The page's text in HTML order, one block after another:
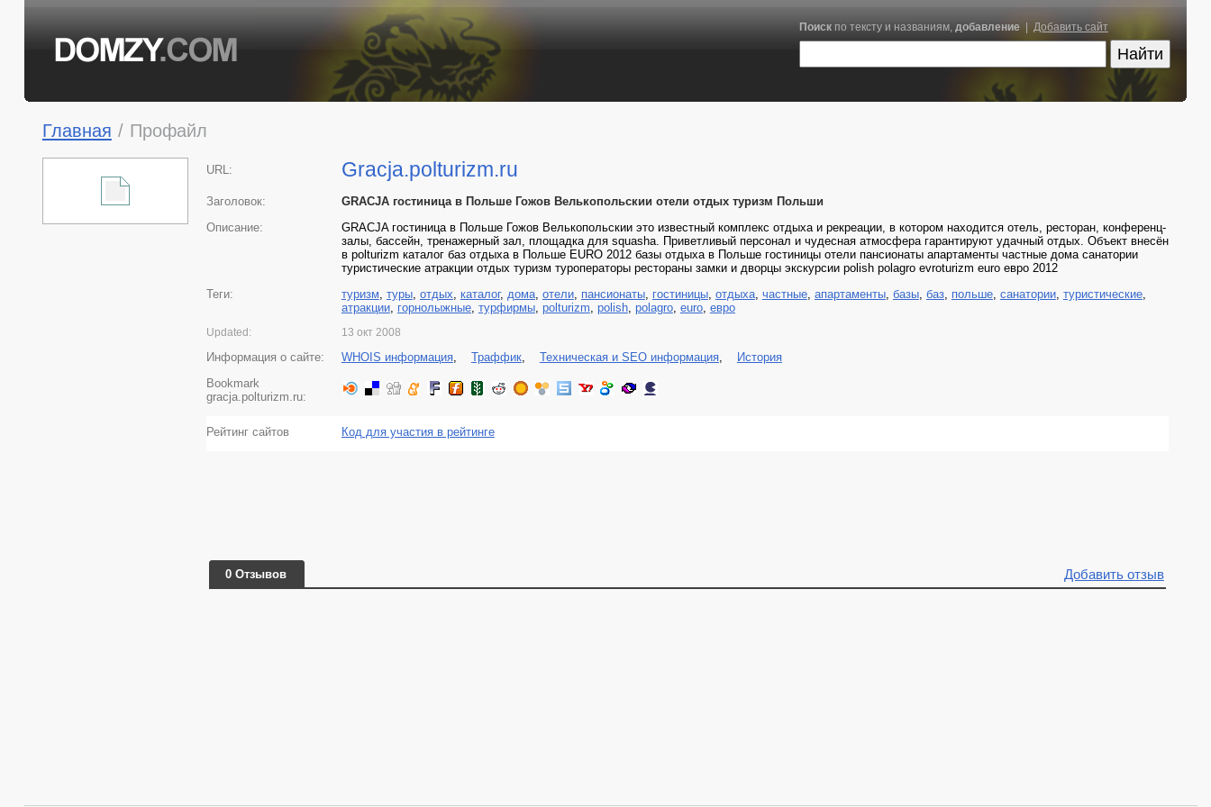
Поискпо тексту и названиям, добавление| Добавить сайт
Главная / Профайл
URL: Gracja.polturizm.ru
Заголовок:
GRACJA гостиница в Польше Гожов Велькопольскии отели отдых туризм Польши
Описание:
GRACJA гостиница в Польше Гожов Велькопольскии это известный комплекс отдыха и рекреации, в котором находится отель, ресторан, конференц-
залы, бассейн, тренажерный зал, площадка для squasha. Приветливый персонал и чудесная атмосфера гарантируют удачный отдых. Объект внесён
в polturizm каталог баз отдыха в Польше EURO 2012 базы отдыха в Польше гостиницы отели пансионаты апартаменты частные дома санатории
туристические атракции отдых туризм туроператоры рестораны замки и дворцы экскурсии polish polagro evroturizm euro евро 2012
Теги:
туризм, туры, отдых, каталог, дома, отели, пансионаты, гостиницы, отдыха, частные, апартаменты, базы, баз, польше, санатории, туристические,
атракции, горнолыжные, турфирмы, polturizm, polish, polagro, euro, евро
Updated: 13 окт 2008
Информация о сайте: WHOIS информация, Траффик, Техническая и SEO информация,
История
Bookmark
gracja.polturizm.ru:
Рейтинг сайтов Код для участия в рейтинге
0 Отзывов Добавить отзыв